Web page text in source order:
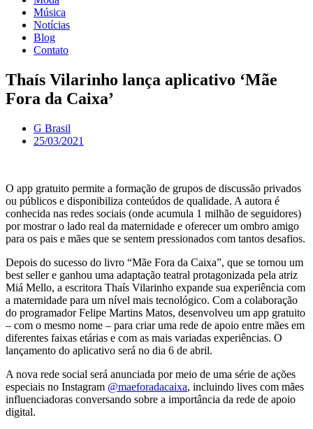
Música
Notícias
Blog
Contato
Thaís Vilarinho lança aplicativo ‘Mãe
Fora da Caixa’
G Brasil
25/03/2021
O app gratuito permite a formação de grupos de discussão privados
ou públicos e disponibiliza conteúdos de qualidade. A autora é
conhecida nas redes sociais (onde acumula 1 milhão de seguidores)
por mostrar o lado real da maternidade e oferecer um ombro amigo
para os pais e mães que se sentem pressionados com tantos desafios.
Depois do sucesso do livro “Mãe Fora da Caixa”, que se tornou um
best seller e ganhou uma adaptação teatral protagonizada pela atriz
Miá Mello, a escritora Thaís Vilarinho expande sua experiência com
a maternidade para um nível mais tecnológico. Com a colaboração
do programador Felipe Martins Matos, desenvolveu um app gratuito
– com o mesmo nome – para criar uma rede de apoio entre mães em
diferentes faixas etárias e com as mais variadas experiências. O
lançamento do aplicativo será no dia 6 de abril.
A nova rede social será anunciada por meio de uma série de ações
especiais no Instagram @maeforadacaixa, incluindo lives com mães
influenciadoras conversando sobre a importância da rede de apoio
digital.